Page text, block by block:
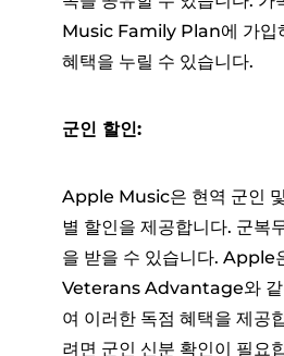
Music Family Plan에 가입
혜택을 누릴 수 있습니다.
군인 할인:
Apple Music은 현역 군인
별 할인을 제공합니다. 군복
을 받을 수 있습니다. Apple
Veterans Advantage와 같
여 이러한 독점 혜택을 제공
려면 군인 신분 확인이 필요